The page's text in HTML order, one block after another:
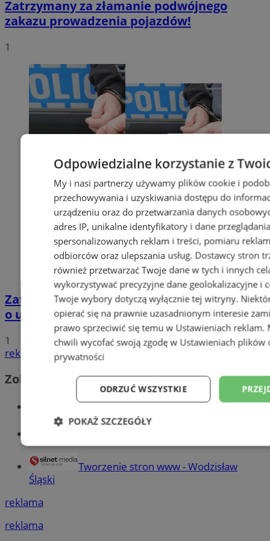
Zatrzymany za złamanie podwójnego
zakazu prowadzenia pojazdów!
1
Zatrzymano 35-latka związanego ze sprawą
o usiłowanie zabójstwa!
1
reklama
Zobacz również
Wiadomości kryminalne w Wodzisławiu
Tworzenie stron www - Wodzisław
Śląski
reklama
reklama
Odpowiedzialne korzystanie z
My i nasi partnerzy używamy plików cookie i
przechowywania i uzyskiwania dostępu do
urządzeniu oraz do przetwarzania danych
adres IP, unikalne identyfikatory i dane
spersonalizowanych reklam i treści, pomiaru
odbiorców oraz ulepszania usług. Dostawcy stron
również przetwarzać Twoje dane w tych i innych
wykorzystywać precyzyjne dane geolokalizacyjne i
Twoje wybory dotyczą wyłącznie tej witryny.
opierać się na prawnie uzasadnionym interesie
prawo sprzeciwić się temu w Ustawieniach reklam.
chwili wycofać swoją zgodę w Ustawieniach plików
prywatności
ODRZUĆ WSZYSTKIE
POKAŻ SZCZEGÓŁY
Niezbędne Wydajność